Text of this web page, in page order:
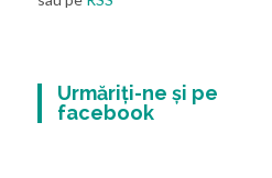
Urmăriți-ne și pe
facebook